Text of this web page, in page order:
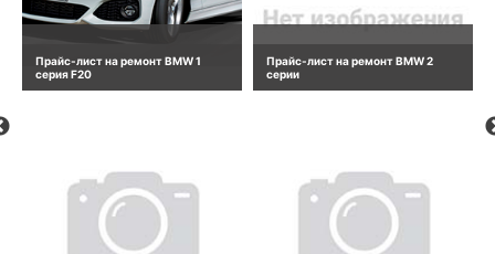
Прайс-лист на ремонт BMW 1
серия F20
Прайс-лист на ремонт BMW 2
серии